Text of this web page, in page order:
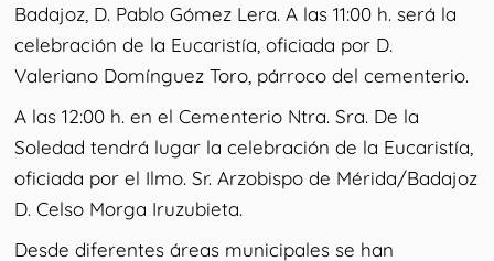
Badajoz, D. Pablo Gómez Lera. A las 11:00 h. será la
celebración de la Eucaristía, oficiada por D.
Valeriano Domínguez Toro, párroco del cementerio.
A las 12:00 h. en el Cementerio Ntra. Sra. De la
Soledad tendrá lugar la celebración de la Eucaristía,
oficiada por el Ilmo. Sr. Arzobispo de Mérida/Badajoz
D. Celso Morga Iruzubieta.
Desde diferentes áreas municipales se han